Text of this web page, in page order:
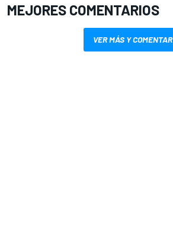
MEJORES COMENTARIOS
VER MÁS Y COMENTAR